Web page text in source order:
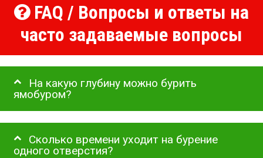
FAQ / Вопросы и ответы на
часто задаваемые вопросы
На какую глубину можно бурить
ямобуром?
Сколько времени уходит на бурение
одного отверстия?